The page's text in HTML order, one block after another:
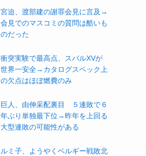
宮迫、渡部建の謝罪会見に言及→
会見でのマスコミの質問は酷いも
のだった
衝突実験で最高点、スバルXVが
世界一安全→カタログスペック上
の欠点はほぼ燃費のみ
巨人、由伸采配裏目 ５連敗で６
年ぶり単独最下位→昨年を上回る
大型連敗の可能性がある
ルミ子、ようやくベルギー戦敗北